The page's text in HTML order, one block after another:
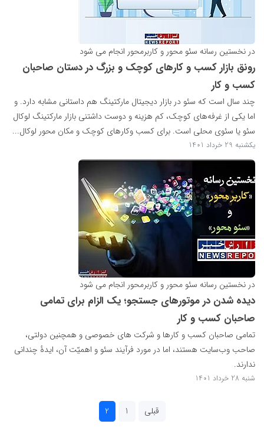
در نخستین رسانه سئو محور و کاربرمحور انجام می شود
رونق بازار کسب و کارهای کوچک و بزرگ در دستان صاحبان
کسب و کار
چند سال است که سئو در بازار دیجیتال مارکتینگ هم داستانی مشابه دارد. و
اما یکی از غرفه‌های کوچک، کم هزینه و دوست داشتنی بازار مارکتینگ لوکال
سئو یا سئوی محلی است. برای کسب وکارهای کوچک و مکان محور لوکال...
یکشنبه 29 خرداد 1401
در نخستین رسانه سئو محور و کاربرمحور انجام می شود
دیده شدن در موتورهای جستجو؛ یک الزام برای تمامی
صاحبان کسب و کار
تمامی صاحبان کسب و کارها و شرکت های خصوصی و همچنین دولتی،
صاحب وب‌سایت هستند، اما در مورد فرآیند سئو و اهمیّت آن، ایدۀ چندانی
ندارند.
شنبه 28 خرداد 1401
قبلی 1
2